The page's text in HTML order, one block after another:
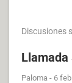
Discusiones
Llamada
Paloma - 6